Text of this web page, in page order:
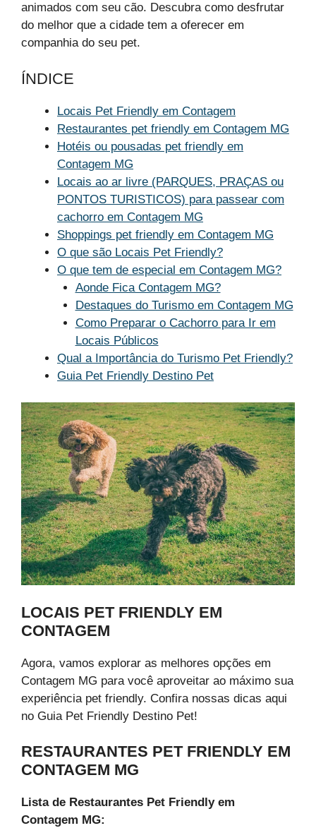
animados com seu cão. Descubra como desfrutar
do melhor que a cidade tem a oferecer em
companhia do seu pet.
ÍNDICE
Locais Pet Friendly em Contagem
Restaurantes pet friendly em Contagem MG
Hotéis ou pousadas pet friendly em
Contagem MG
Locais ao ar livre (PARQUES, PRAÇAS ou
PONTOS TURISTICOS) para passear com
cachorro em Contagem MG
Shoppings pet friendly em Contagem MG
O que são Locais Pet Friendly?
O que tem de especial em Contagem MG?
Aonde Fica Contagem MG?
Destaques do Turismo em Contagem MG
Como Preparar o Cachorro para Ir em
Locais Públicos
Qual a Importância do Turismo Pet Friendly?
Guia Pet Friendly Destino Pet
LOCAIS PET FRIENDLY EM
CONTAGEM
Agora, vamos explorar as melhores opções em
Contagem MG para você aproveitar ao máximo sua
experiência pet friendly. Confira nossas dicas aqui
no Guia Pet Friendly Destino Pet!
RESTAURANTES PET FRIENDLY EM
CONTAGEM MG
Lista de Restaurantes Pet Friendly em
Contagem MG: